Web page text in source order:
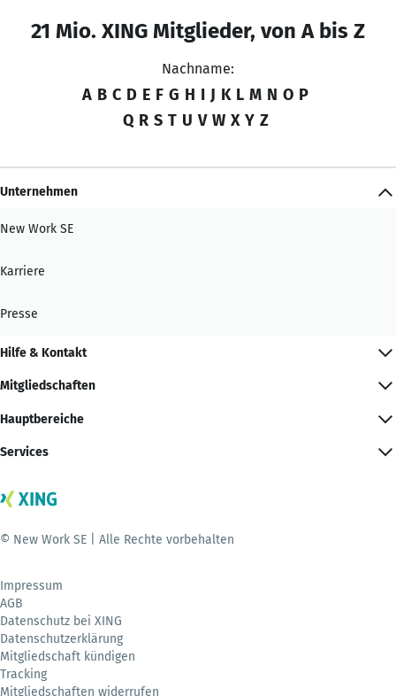
21 Mio. XING Mitglieder, von A bis Z
Nachname:
A B C D E F G H I J K L M N O P
Q R S T U V W X Y Z
Unternehmen
New Work SE
Karriere
Presse
Hilfe & Kontakt
Mitgliedschaften
Hauptbereiche
Services
© New Work SE | Alle Rechte vorbehalten
Impressum
AGB
Datenschutz bei XING
Datenschutzerklärung
Mitgliedschaft kündigen
Tracking
Mitgliedschaften widerrufen